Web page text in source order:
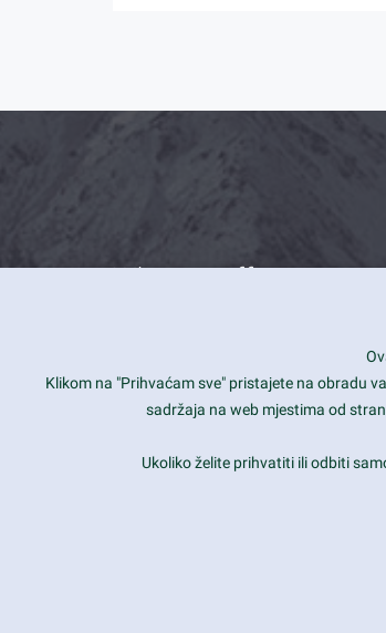
What we offer
Is your website user friendly?
Ark offers weekly stunning
Why our customers love Ark?
Klikom na "Prihvaćam sve" pristajete na obradu
sadržaja na web mjestima od
Ukoliko želite prihvatiti ili odbiti